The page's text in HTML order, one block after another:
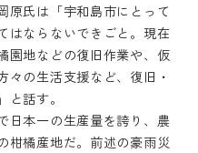
原氏は「宇和島市にとって
はならないできごと。現在
園地などの復旧作業や、仮
々の生活支援など、復旧・
話す。
日本一の生産量を誇り、農
柑橘産地だ。前述の豪雨災